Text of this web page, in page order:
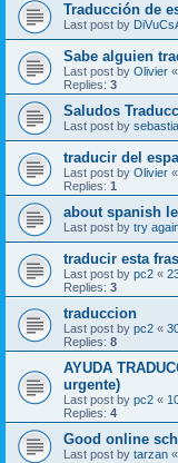
Traducción de
Last post by
Sabe alguien
Last post by Olivier «
Replies: 3
Saludos
Last post by
traducir del
Last post by Olivier «
Replies: 1
about spanish
Last post by try
traducir esta
Last post by pc2 «
Replies: 3
traduccion
Last post by pc2 «
Replies: 8
AYUDA
urgente)
Last post by pc2 «
Replies: 4
Good online
Last post by tarzan «